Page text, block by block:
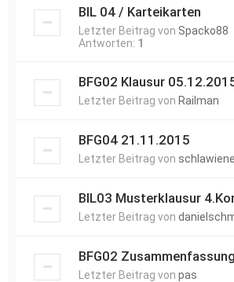
BIL 04 / Karteikarten
Letzter Beitrag von Spacko88
Antworten: 1
BFG02 Klausur
Letzter Beitrag von Railman
BFG04 21.11.2015
Letzter Beitrag von
BIL03 Musterklausur
Letzter Beitrag von
BFG02 Zusammenfassung
Letzter Beitrag von pas